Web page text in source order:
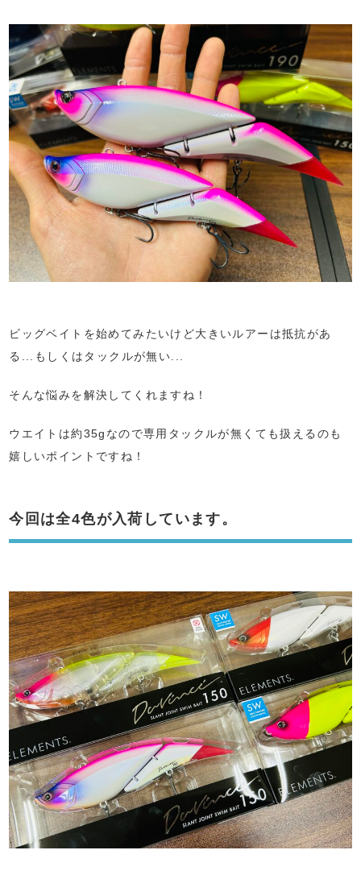
ビッグベイトを始めてみたいけど大きいルアーは抵抗があ
る...もしくはタックルが無い...
そんな悩みを解決してくれますね！
ウエイトは約35gなので専用タックルが無くても扱えるのも
嬉しいポイントですね！
今回は全4色が入荷しています。